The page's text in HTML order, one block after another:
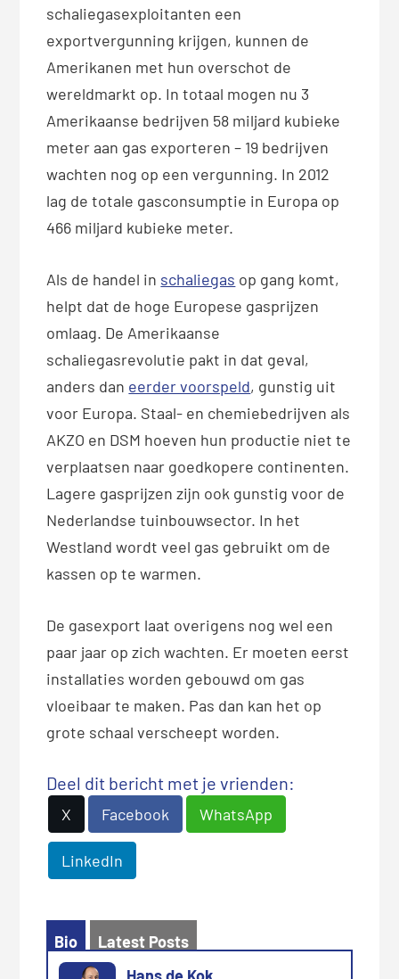
schaliegasexploitanten een
exportvergunning krijgen, kunnen de
Amerikanen met hun overschot de
wereldmarkt op. In totaal mogen nu 3
Amerikaanse bedrijven 58 miljard kubieke
meter aan gas exporteren – 19 bedrijven
wachten nog op een vergunning. In 2012
lag de totale gasconsumptie in Europa op
466 miljard kubieke meter.
Als de handel in schaliegas op gang komt,
helpt dat de hoge Europese gasprijzen
omlaag. De Amerikaanse
schaliegasrevolutie pakt in dat geval,
anders dan eerder voorspeld, gunstig uit
voor Europa. Staal- en chemiebedrijven als
AKZO en DSM hoeven hun productie niet te
verplaatsen naar goedkopere continenten.
Lagere gasprijzen zijn ook gunstig voor de
Nederlandse tuinbouwsector. In het
Westland wordt veel gas gebruikt om de
kassen op te warmen.
De gasexport laat overigens nog wel een
paar jaar op zich wachten. Er moeten eerst
installaties worden gebouwd om gas
vloeibaar te maken. Pas dan kan het op
grote schaal verscheept worden.
Deel dit bericht met je vrienden:
X Facebook WhatsApp
LinkedIn
Bio
Latest Posts